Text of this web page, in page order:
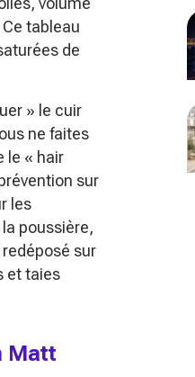
tableau
de
» le cuir
ne faites
le « hair
sur
les
poussière,
sur
et taies
Matt